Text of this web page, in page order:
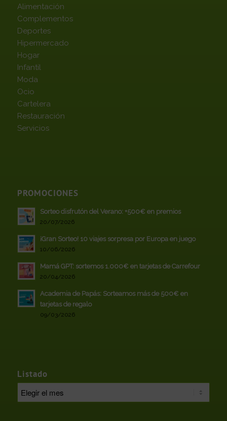
Alimentación
Complementos
Deportes
Hipermercado
Hogar
Infantil
Moda
Ocio
Cartelera
Restauración
Servicios
PROMOCIONES
Sorteo disfrutón del Verano: +500€ en premios
20/07/2026
¡Gran Sorteo! 10 viajes sorpresa por Europa en juego
10/06/2026
Mamá GPT: sortemos 1.000€ en tarjetas de Carrefour
20/04/2026
Academia de Papás: Sorteamos más de 500€ en
tarjetas de regalo
09/03/2026
Listado